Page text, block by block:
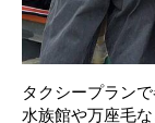
タクシープラン
水族館や万座毛